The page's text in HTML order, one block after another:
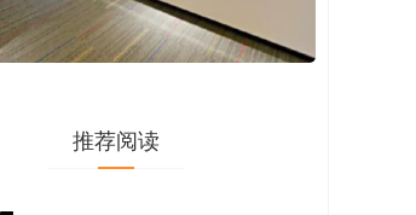
推荐阅读